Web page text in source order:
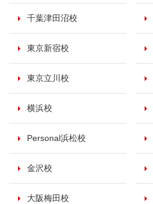
千葉津田沼校
東京新宿校
東京立川校
横浜校
Personal浜松校
金沢校
大阪梅田校